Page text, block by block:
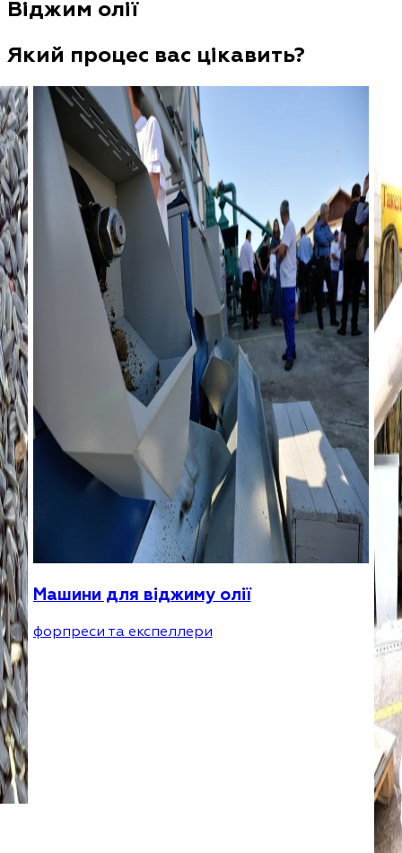
Віджим олії
Який процес вас цікавить?
Машини для віджиму олії
форпреси та експеллери